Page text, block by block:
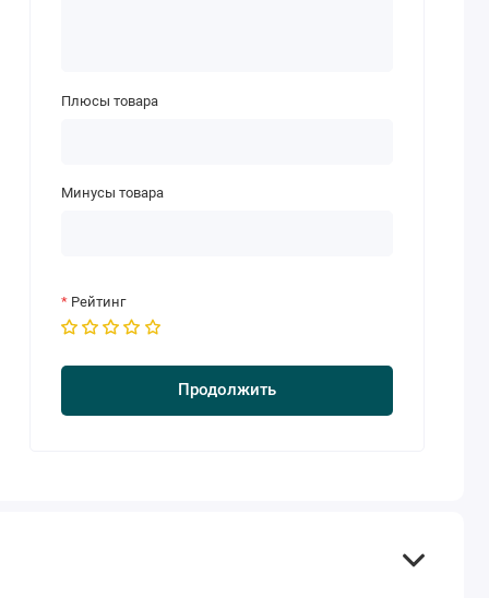
Плюсы товара
Минусы товара
Рейтинг
Продолжить